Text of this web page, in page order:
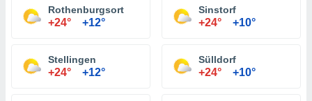
Rothenburgsort
+24° +12°
Sinstorf
+24° +10°
Stellingen
+24° +12°
Sülldorf
+24° +10°